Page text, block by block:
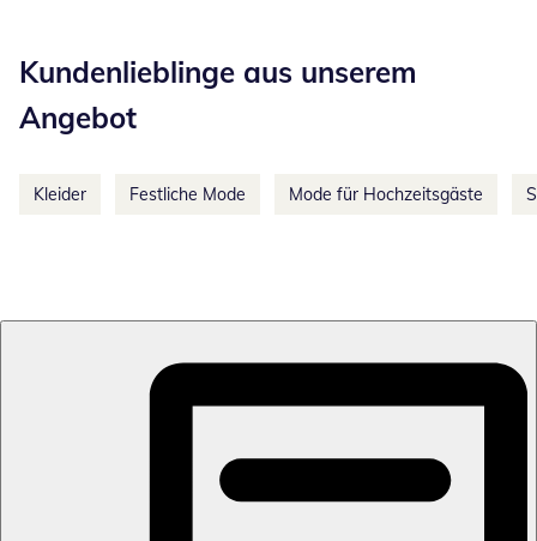
Kundenlieblinge aus unserem
Angebot
Kleider Festliche Mode Mode für Hochzeitsgäste